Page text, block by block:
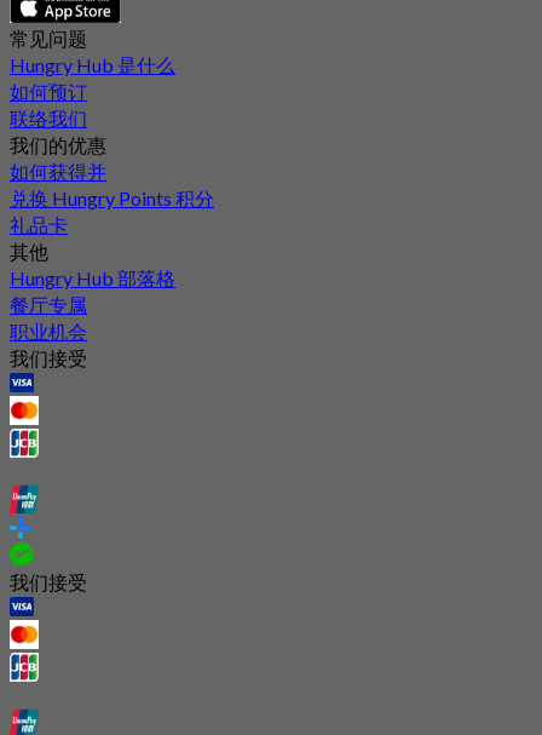
常见问题
Hungry Hub 是什么
如何预订
联络我们
我们的优惠
如何获得并
兑换 Hungry Points 积分
礼品卡
其他
Hungry Hub 部落格
餐厅专属
职业机会
我们接受
我们接受